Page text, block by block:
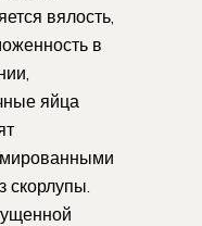
вялость,
в
яйца
скорлупы.